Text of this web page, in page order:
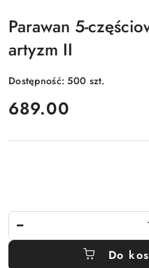
Parawan 5-
artyzm II
Dostępność:500 szt.
cena:
689.00
Do